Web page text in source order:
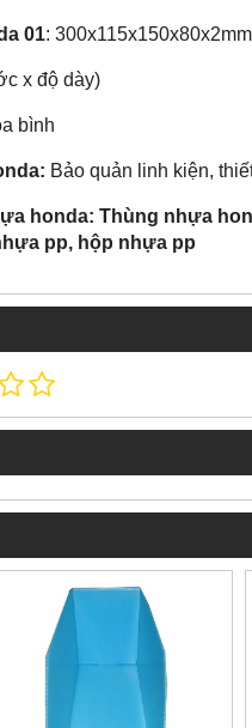
01: 300x115x150x80x2mm
x độ dày)
bình
Bảo quản linh kiện,
honda: Thùng nhựa
pp, hộp nhựa pp